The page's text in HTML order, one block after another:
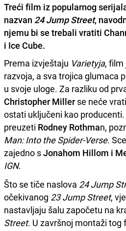
Treći film iz popularnog
nazvan 24 Jump Street,
njemu bi se trebali vratiti
i Ice Cube.
Prema izvještaju Varietyja, film
razvoja, a sva trojica glumaca
u svoje uloge. Za razliku od
Christopher Miller se neće
ostati uključeni kao
preuzeti Rodney Rothman,
Man: Into the Spider-Verse.
zajedno sJonahom Hillom i
IGN.
Što se tiče naslova 24 Jump
očekivanog 23 Jump Street,
nastavljaju šalu započetu na
Street. U završnoj montaži tog